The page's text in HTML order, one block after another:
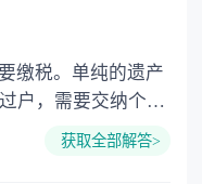
户，需要交纳个人
过户是没有增值税
获取全部解答>